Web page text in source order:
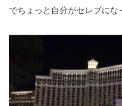
でちょっと自分がセレブにな